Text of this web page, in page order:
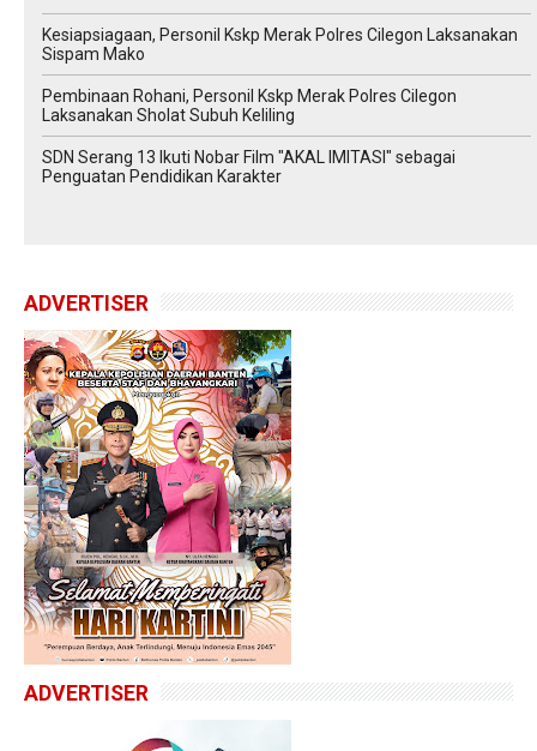
Kesiapsiagaan, Personil Kskp Merak Polres Cilegon Laksanakan
Sispam Mako
Pembinaan Rohani, Personil Kskp Merak Polres Cilegon
Laksanakan Sholat Subuh Keliling
SDN Serang 13 Ikuti Nobar Film "AKAL IMITASI" sebagai
Penguatan Pendidikan Karakter
ADVERTISER
ADVERTISER